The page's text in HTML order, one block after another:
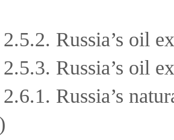
Russia’s oil
Russia’s oil
Russia’s